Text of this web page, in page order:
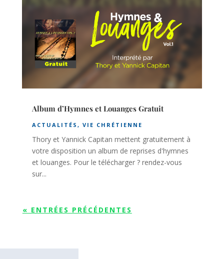
Album d’Hymnes et Louanges Gratuit
ACTUALITÉS , VIE CHRÉTIENNE
Thory et Yannick Capitan mettent gratuitement à
votre disposition un album de reprises d'hymnes
et louanges. Pour le télécharger ? rendez-vous
sur...
« ENTRÉES PRÉCÉDENTES